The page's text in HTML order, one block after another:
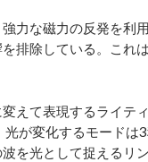
力な磁力の反発を利
排除している。これ
えて表現するライテ
が変化するモードは
を光として捉えるリ